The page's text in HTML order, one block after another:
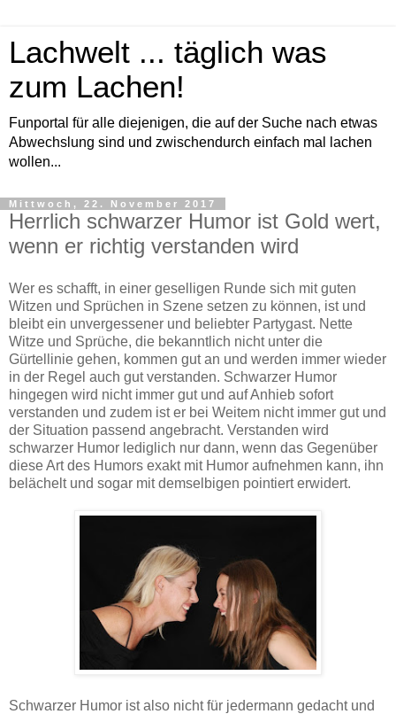
Lachwelt ... täglich was
zum Lachen!
Funportal für alle diejenigen, die auf der Suche nach etwas
Abwechslung sind und zwischendurch einfach mal lachen
wollen...
Mittwoch, 22. November 2017
Herrlich schwarzer Humor ist Gold wert,
wenn er richtig verstanden wird
Wer es schafft, in einer geselligen Runde sich mit guten
Witzen und Sprüchen in Szene setzen zu können, ist und
bleibt ein unvergessener und beliebter Partygast. Nette
Witze und Sprüche, die bekanntlich nicht unter die
Gürtellinie gehen, kommen gut an und werden immer wieder
in der Regel auch gut verstanden. Schwarzer Humor
hingegen wird nicht immer gut und auf Anhieb sofort
verstanden und zudem ist er bei Weitem nicht immer gut und
der Situation passend angebracht. Verstanden wird
schwarzer Humor lediglich nur dann, wenn das Gegenüber
diese Art des Humors exakt mit Humor aufnehmen kann, ihn
belächelt und sogar mit demselbigen pointiert erwidert.
Schwarzer Humor ist also nicht für jedermann gedacht und